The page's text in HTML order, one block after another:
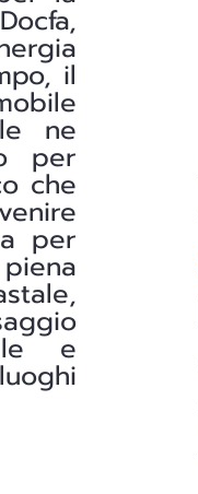
il
ne
per
che
per
e